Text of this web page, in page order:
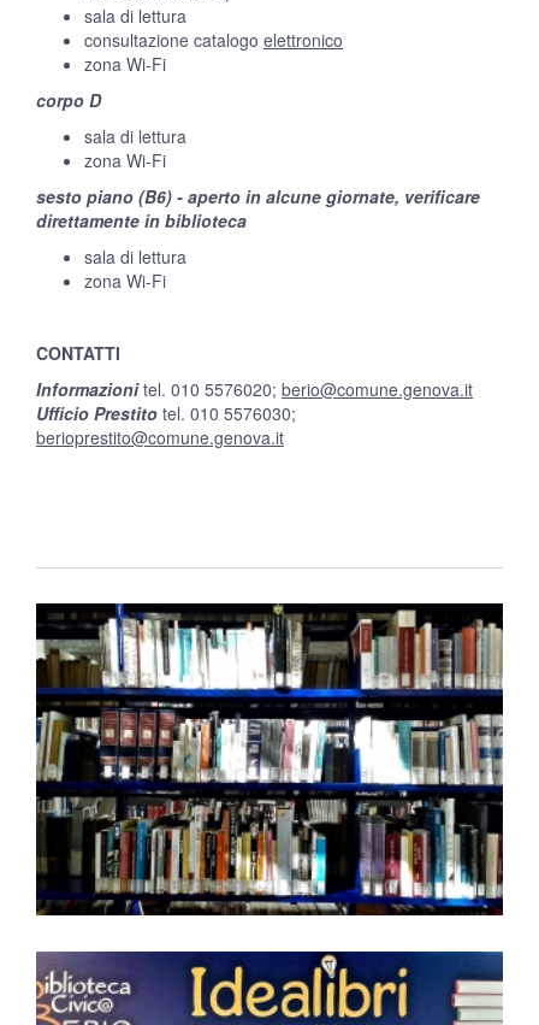
sala di lettura
consultazione catalogo elettronico
zona Wi-Fi
corpo D
sala di lettura
zona Wi-Fi
sesto piano (B6) - aperto in alcune giornate, verificare
direttamente in biblioteca
sala di lettura
zona Wi-Fi
CONTATTI
Informazionitel. 010 5576020; berio@comune.genova.it
Ufficio Prestito tel. 010 5576030;
berioprestito@comune.genova.it